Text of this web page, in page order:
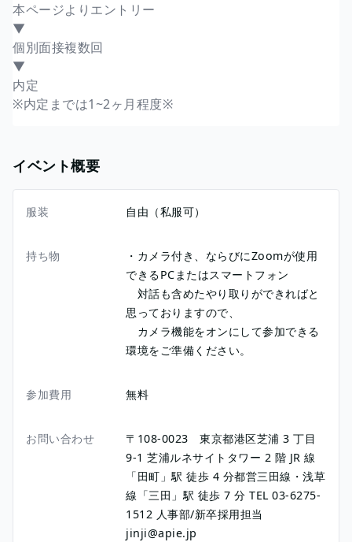
本ページよりエントリー
▼
個別面接複数回
▼
内定
※内定までは1~2ヶ月程度※
イベント概要
服装 自由（私服可）
持ち物
・カメラ付き、ならびにZoomが使用
できるPCまたはスマートフォン
対話も含めたやり取りができればと
思っておりますので、
カメラ機能をオンにして参加できる
環境をご準備ください。
参加費用 無料
お問い合わせ
〒108-0023 東京都港区芝浦 3 丁目
9-1 芝浦ルネサイトタワー 2 階 JR 線
「田町」駅 徒歩 4 分都営三田線・浅草
線「三田」駅 徒歩 7 分 TEL 03-6275-
1512 人事部/新卒採用担当
jinji@apie.jp